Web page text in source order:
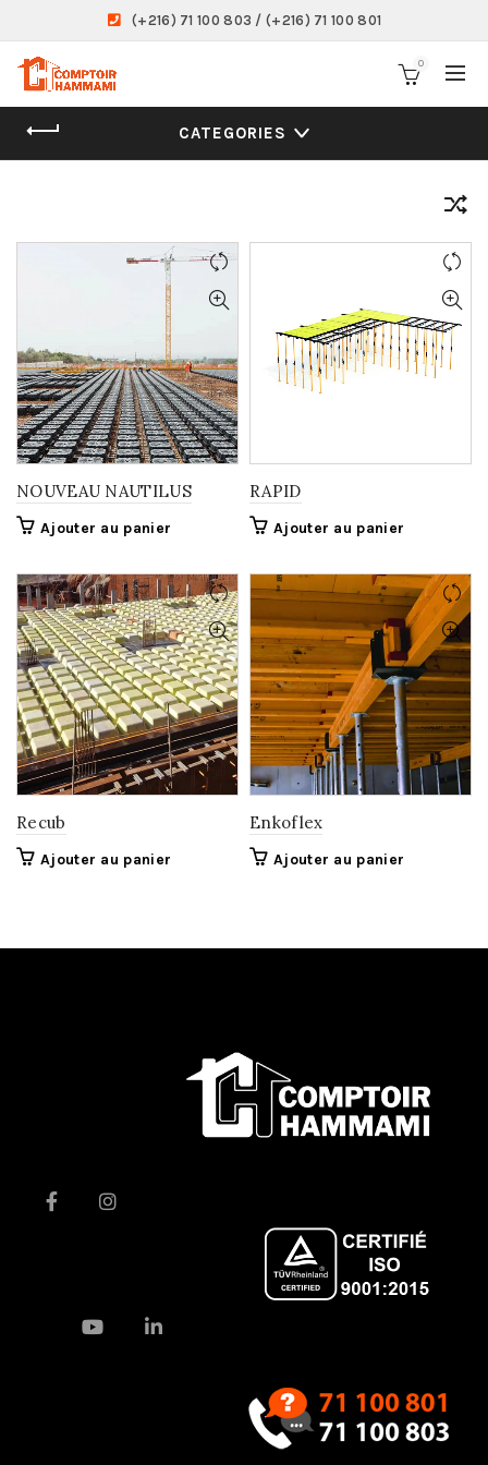
(+216) 71 100 803 / (+216) 71 100 801
0
CATEGORIES
NOUVEAU NAUTILUS
Ajouter au panier
RAPID
Ajouter au panier
Recub
Ajouter au panier
Enkoflex
Ajouter au panier